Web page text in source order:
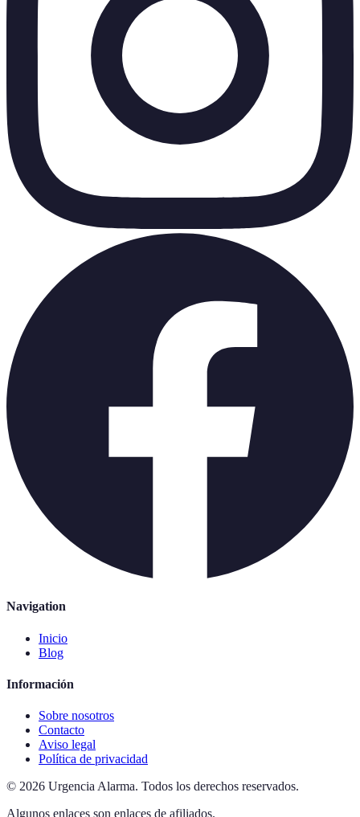
Navigation
Inicio
Blog
Información
Sobre nosotros
Contacto
Aviso legal
Política de privacidad
© 2026 Urgencia Alarma. Todos los derechos reservados.
Algunos enlaces son enlaces de afiliados.